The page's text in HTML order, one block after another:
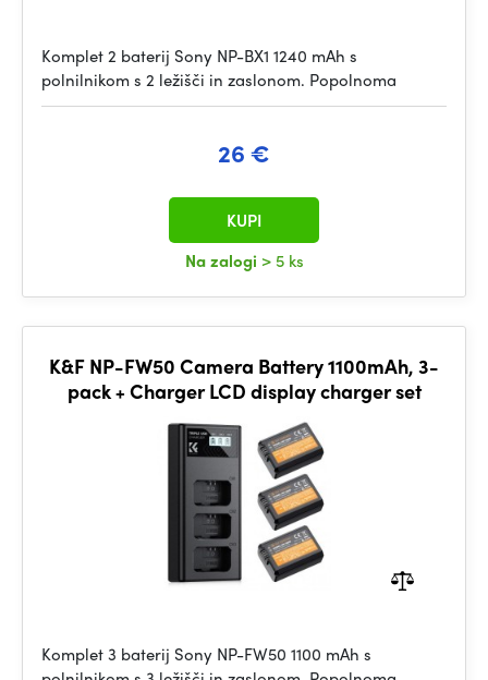
Komplet 2 baterij Sony NP-BX1 1240 mAh s
polnilnikom s 2 ležišči in zaslonom. Popolnoma
26 €
Na zalogi > 5 ks
KUPI
K&F NP-FW50 Camera Battery 1100mAh, 3-
pack + Charger LCD display charger set
Komplet 3 baterij Sony NP-FW50 1100 mAh s